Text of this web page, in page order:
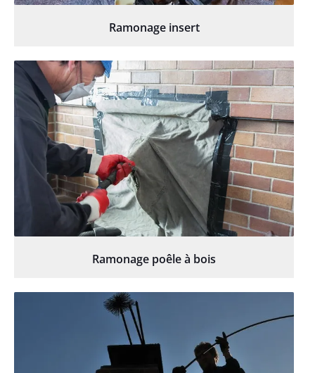
Ramonage insert
Ramonage poêle à bois